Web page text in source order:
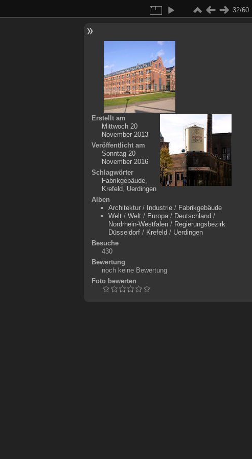
32/60
Erstellt am
Mittwoch 20
November 2013
Veröffentlicht am
Sonntag 20
November 2016
Schlagwörter
Fabrikgebäude,
Krefeld, Uerdingen
Alben
Architektur/ Industrie/ Fabrikgebäude
Welt/ Welt/ Europa/ Deutschland /
Nordrhein-Westfalen/ Regierungsbezirk
Düsseldorf/ Krefeld / Uerdingen
Besuche
430
Bewertung
noch keine Bewertung
Foto bewerten